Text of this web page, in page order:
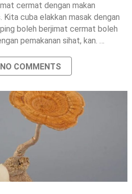
cermat dengan makan
Kita cuba elakkan masak dengan
boleh berjimat cermat boleh
pemakanan sihat, kan. …
NO COMMENTS